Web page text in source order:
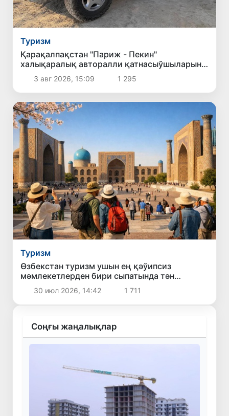
Туризм
Қарақалпақстан "Париж - Пекин"
халықаралық авторалли қатнасыўшыларын
қабыллады
3 авг 2026, 15:09 1 295
Туризм
Өзбекстан туризм ушын ең қәўипсиз
мәмлекетлерден бири сыпатында тән
алынған
30 июл 2026, 14:42 1 711
Соңғы жаңалықлар